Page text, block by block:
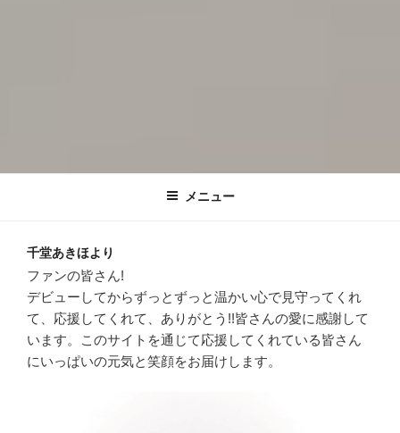
千堂あきほの泣いて暮らすも一生笑っ
て暮らすも一生
メニュー
千堂あきほより
ファンの皆さん!
デビューしてからずっとずっと温かい心で見守ってくれ
て、応援してくれて、ありがとう!!皆さんの愛に感謝して
います。このサイトを通じて応援してくれている皆さん
にいっぱいの元気と笑顔をお届けします。